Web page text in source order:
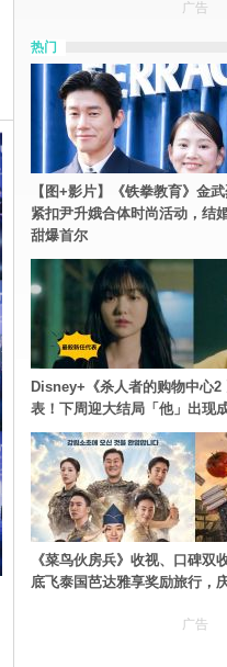
广告
热门
【图+影片】《铁拳教育》金
紧扣尹升娥合体时尚活动，结
甜爆首尔
Disney+《杀人者的购物中心2
表！下周迎大结局「他」出现
《菜鸟伙房兵》收视、口碑双
底飞泰国芭达雅享奖励旅行，
广告